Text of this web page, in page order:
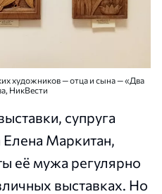
художников — отца и сына — «Два
НикВести
супруга
Маркитан,
её мужа регулярно
выставках. Но